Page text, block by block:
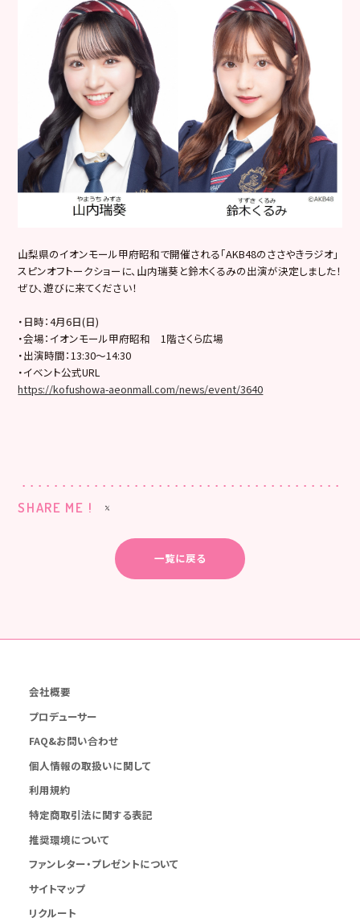
山梨県のイオンモール甲府昭和で開催される「AKB48のささやきラジオ」
スピンオフトークショーに、山内瑞葵と鈴木くるみの出演が決定しました！
ぜひ、遊びに来てください！
・日時：4月6日(日)
・会場：イオンモール甲府昭和 1階さくら広場
・出演時間：13:30〜14:30
・イベント公式URL
https://kofushowa-aeonmall.com/news/event/3640
SHARE ME !
一覧に戻る
会社概要
プロデューサー
FAQ&お問い合わせ
個人情報の取扱いに関して
利用規約
特定商取引法に関する表記
推奨環境について
ファンレター・プレゼントについて
サイトマップ
リクルート